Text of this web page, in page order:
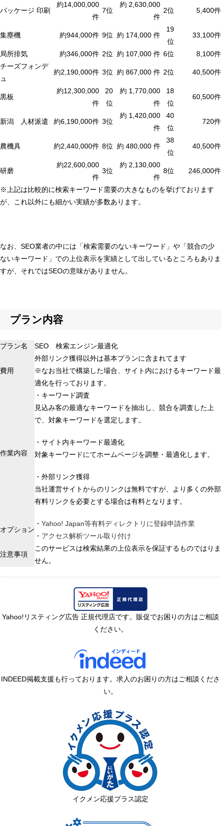
パッケージ 印刷
約14,000,000
件
7位
約 2,630,000
件
2位 5,400件
集塵機 約944,000件 9位 約 174,000 件
19
位
33,100件
局所排気 約346,000件 2位 約 107,000 件 6位
8,100件
チーズフォンデ
ュ
約2,190,000件 3位 約 867,000 件 2位 40,500件
黒板
約12,300,000
件
20
位
約 1,770,000
件
18
位
60,500件
新潟 人材派遣 約6,190,000件 3位
約 1,420,000
件
40
位
720件
農機具 約2,440,000件 8位 約 480,000 件
38
位
40,500件
研磨
約22,600,000
件
3位
約 2,130,000
件
8位 246,000件
※上記は比較的に検索キーワード需要の大きなものを挙げております
が、これ以外にも細かい実績が多数あります。
なお、SEO業者の中には「検索需要のないキーワード」や「競合の少
ないキーワード」での上位表示を実績として出しているところもありま
すが、それではSEOの意味がありません。
プラン内容
プラン名 SEO 検索エンジン最適化
費用
外部リンク獲得以外は基本プランに含まれてます
※なお当社で構築した場合、サイト内におけるキーワード最
適化を行っております。
作業内容
・キーワード調査
見込み客の最適なキーワードを抽出し、競合を調査した上
で、対象キーワードを選定します。
・サイト内キーワード最適化
対象キーワードにてホームページを調整・最適化します。
・外部リンク獲得
当社運営サイトからのリンクは無料ですが、より多くの外部
有料リンクを必要とする場合は有料となります。
オプション
・ Yahoo! Japan等有料ディレクトリに登録申請作業
・ アクセス解析ツール取り付け
注意事項
このサービスは検索結果の上位表示を保証するものではりま
せん。
Yahoo!リスティング広告 正規代理店です。販促でお困りの方はご相談
ください。
INDEED掲載支援も行っております。求人のお困りの方はご相談くださ
い。
イクメン応援プラス認定